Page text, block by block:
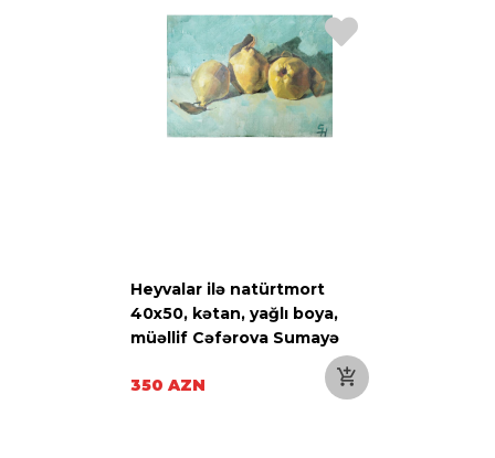
Heyvalar ilə natürtmort
40x50, kətan, yağlı boya,
müəllif Cəfərova Sumayə
350 AZN